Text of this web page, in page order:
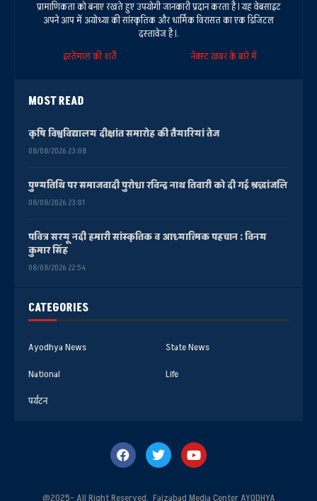
CATEGORIES
Ayodhya News
State News
National
Life
पर्यटन
प्रामाणिकता को बनाए रखते हुए उपयोगी जानकारी प्रदान करता है। यह वेबसाइट
अपने आप में अयोध्या की सांस्कृतिक और धार्मिक विरासत का एक डिजिटल
दस्तावेज है।.
इस्तेमाल की शर्तें
नेक्स्ट ख़बर के बारे में
MOST READ
कृषि विश्वविद्यालय दीक्षांत समारोह की तैयारियां तेज
08/08/2026 23:08
पुण्यतिथि पर समाजवादी पुरोधा रविन्द्र नाथ तिवारी को दी गई श्रद्धांजलि
08/08/2026 23:01
पवित्र सरयू नदी हमारी सांस्कृतिक व आध्यात्मिक पहचान : विनय
कुमार सिंह
08/08/2026 22:54
@2025- All Right Reserved. Faizabad Media Center AYODHYA